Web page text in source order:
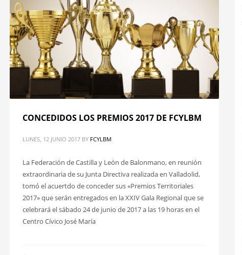
CONCEDIDOS LOS PREMIOS 2017 DE FCYLBM
LUNES, 12 JUNIO 2017 BY FCYLBM
La Federación de Castilla y León de Balonmano, en reunión
extraordinaria de su Junta Directiva realizada en Valladolid,
tomó el acuertdo de conceder sus «Premios Territoriales
2017» que serán entregados en la XXIV Gala Regional que se
celebrará el sábado 24 de junio de 2017 a las 19 horas en el
Centro Cívico José María